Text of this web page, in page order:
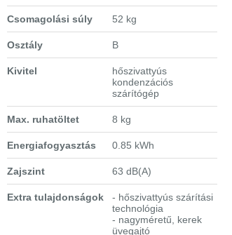
Csomagolási súly 52 kg
Osztály B
Kivitel
hőszivattyús
kondenzációs
szárítógép
Max. ruhatöltet 8 kg
Energiafogyasztás 0.85 kWh
Zajszint 63 dB(A)
Extra tulajdonságok
- hőszivattyús szárítási
technológia
- nagyméretű, kerek
üvegajtó